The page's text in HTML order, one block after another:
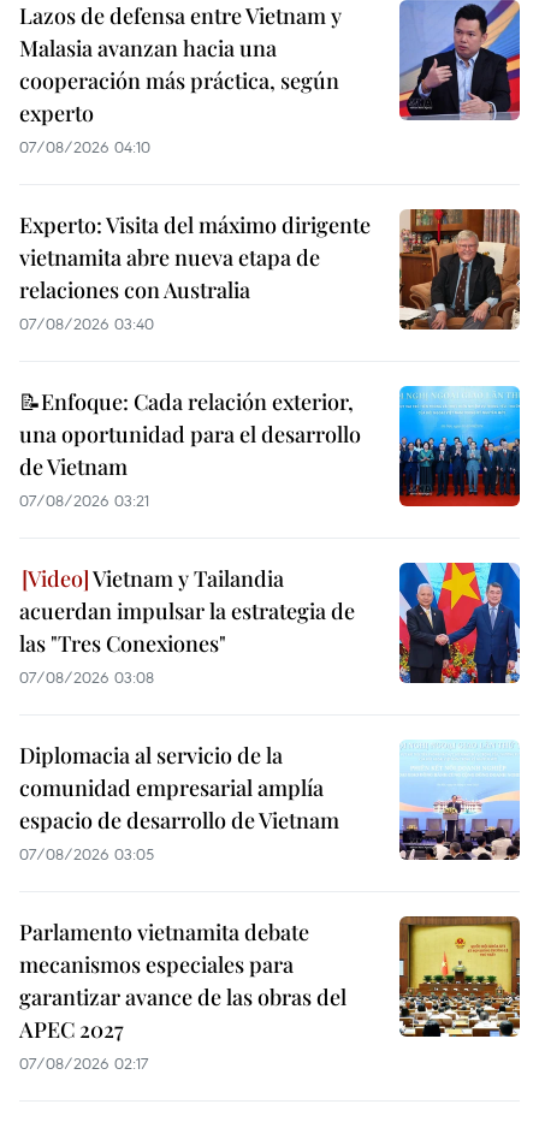
Lazos de defensa entre Vietnam y
Malasia avanzan hacia una
cooperación más práctica, según
experto
07/08/2026 04:10
Experto: Visita del máximo dirigente
vietnamita abre nueva etapa de
relaciones con Australia
07/08/2026 03:40
📝Enfoque: Cada relación exterior,
una oportunidad para el desarrollo
de Vietnam
07/08/2026 03:21
Vietnam y Tailandia
acuerdan impulsar la estrategia de
las "Tres Conexiones"
07/08/2026 03:08
Diplomacia al servicio de la
comunidad empresarial amplía
espacio de desarrollo de Vietnam
07/08/2026 03:05
Parlamento vietnamita debate
mecanismos especiales para
garantizar avance de las obras del
APEC 2027
07/08/2026 02:17